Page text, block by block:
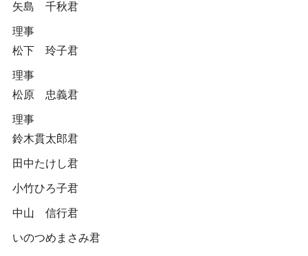
矢島 千秋君
理事
松下 玲子君
理事
松原 忠義君
理事
鈴木貫太郎君
田中たけし君
小竹ひろ子君
中山 信行君
いのつめまさみ君